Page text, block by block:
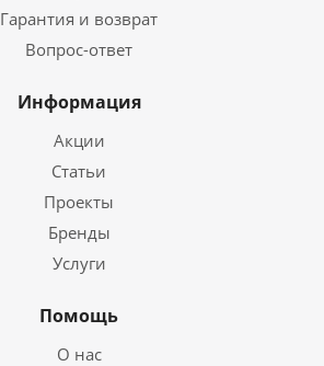
Гарантия и возврат
Вопрос-ответ
Информация
Акции
Статьи
Проекты
Бренды
Услуги
Помощь
О нас